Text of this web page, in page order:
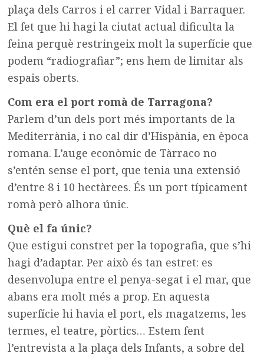
plaça dels Carros i el carrer Vidal i Barraquer.
El fet que hi hagi la ciutat actual dificulta la
feina perquè restringeix molt la superfície que
podem “radiografiar”; ens hem de limitar als
espais oberts.
Com era el port romà de Tarragona?
Parlem d’un dels port més importants de la
Mediterrània, i no cal dir d’Hispània, en època
romana. L’auge econòmic de Tàrraco no
s’entén sense el port, que tenia una extensió
d’entre 8 i 10 hectàrees. És un port típicament
romà però alhora únic.
Què el fa únic?
Que estigui constret per la topografia, que s’hi
hagi d’adaptar. Per això és tan estret: es
desenvolupa entre el penya-segat i el mar, que
abans era molt més a prop. En aquesta
superfície hi havia el port, els magatzems, les
termes, el teatre, pòrtics… Estem fent
l’entrevista a la plaça dels Infants, a sobre del